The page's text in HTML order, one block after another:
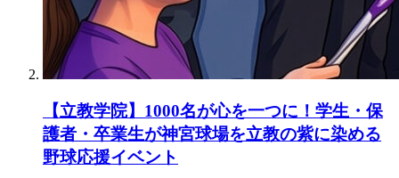
【立教学院】1000名が心を一つに！学生・保
護者・卒業生が神宮球場を立教の紫に染める
野球応援イベント